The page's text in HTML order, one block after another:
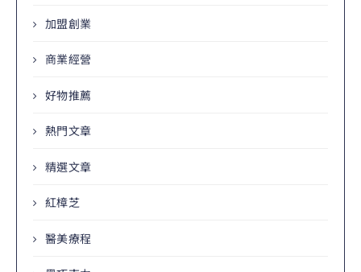
加盟創業
商業經營
好物推薦
熱門文章
精選文章
紅樟芝
醫美療程